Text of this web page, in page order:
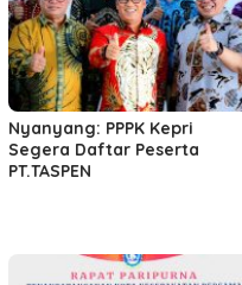
Nyanyang: PPPK Kepri
Segera Daftar Peserta
PT.TASPEN